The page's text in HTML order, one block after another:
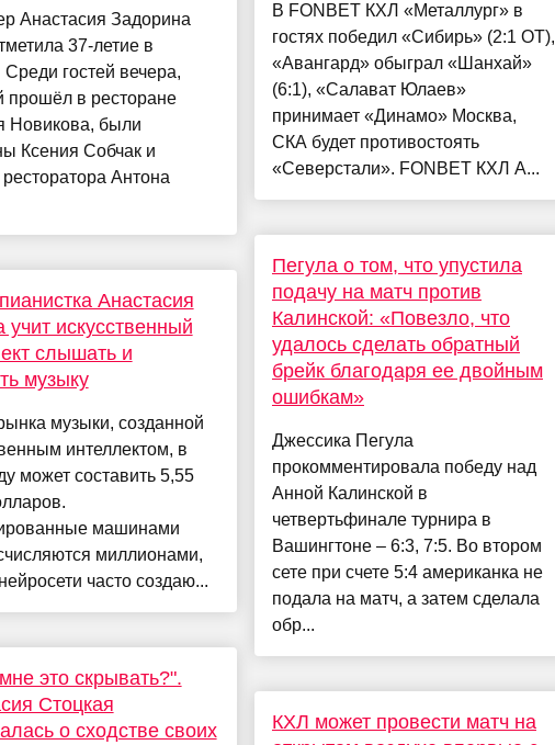
Анастасия Задорина
37-летие в
гостей вечера,
прошёл в ресторане
Новикова, были
Ксения Собчак и
ресторатора Антона
Анастасия
учит искусственный
слышать и
музыку
музыки, созданной
интеллектом, в
может составить 5,55
машинами
миллионами,
часто создаю...
это скрывать?".
Стоцкая
о сходстве своих
В FONBET КХЛ «Металлург» в
гостях победил «Сибирь» (2:1 ОТ),
«Авангард» обыграл «Шанхай»
(6:1), «Салават Юлаев»
принимает «Динамо» Москва,
СКА будет противостоять
«Северстали». FONBET КХЛ А...
Пегула о том, что упустила
подачу на матч против
Калинской: «Повезло, что
удалось сделать обратный
брейк благодаря ее двойным
ошибкам»
Джессика Пегула
прокомментировала победу над
Анной Калинской в
четвертьфинале турнира в
Вашингтоне – 6:3, 7:5. Во втором
сете при счете 5:4 американка не
подала на матч, а затем сделала
обр...
КХЛ может провести матч на